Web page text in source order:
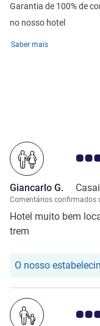
Garantia de 100% de
no nosso hotel
Saber mais
Nota
Giancarlo G.
Comentários confirmados
Hotel muito bem
trem
O nosso
Nota